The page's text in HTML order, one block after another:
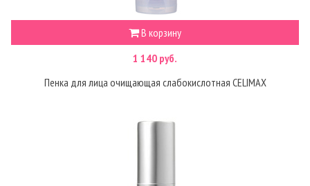
В корзину
1 140 руб.
Пенка для лица очищающая слабокислотная CELIMAX